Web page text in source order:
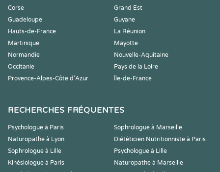
Corse
Grand Est
Guadeloupe
Guyane
Hauts-de-France
La Réunion
Martinique
Mayotte
Normandie
Nouvelle-Aquitaine
Occitanie
Pays de la Loire
Provence-Alpes-Côte d'Azur
Île-de-France
RECHERCHES FRÉQUENTES
Psychologue à Paris
Sophrologue à Marseille
Naturopathe à Lyon
Diététicien Nutritionniste à Paris
Sophrologue à Lille
Psychologue à Lille
Kinésiologue à Paris
Naturopathe à Marseille